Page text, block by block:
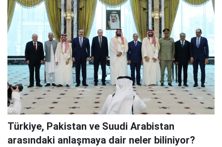
Türkiye, Pakistan ve Suudi Arabistan
arasındaki anlaşmaya dair neler biliniyor?